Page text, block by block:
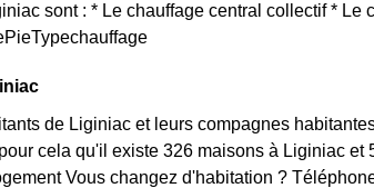
sont : * Le chauffage central collectif *
de Liginiac et leurs compagnes
cela qu'il existe 326 maisons à Liginiac et
Vous changez d'habitation ?